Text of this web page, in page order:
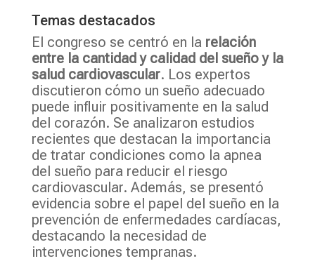
Temas destacados
El congreso se centró en la relación
entre la cantidad y calidad del sueño y la
salud cardiovascular. Los expertos
discutieron cómo un sueño adecuado
puede influir positivamente en la salud
del corazón. Se analizaron estudios
recientes que destacan la importancia
de tratar condiciones como la apnea
del sueño para reducir el riesgo
cardiovascular. Además, se presentó
evidencia sobre el papel del sueño en la
prevención de enfermedades cardíacas,
destacando la necesidad de
intervenciones tempranas.